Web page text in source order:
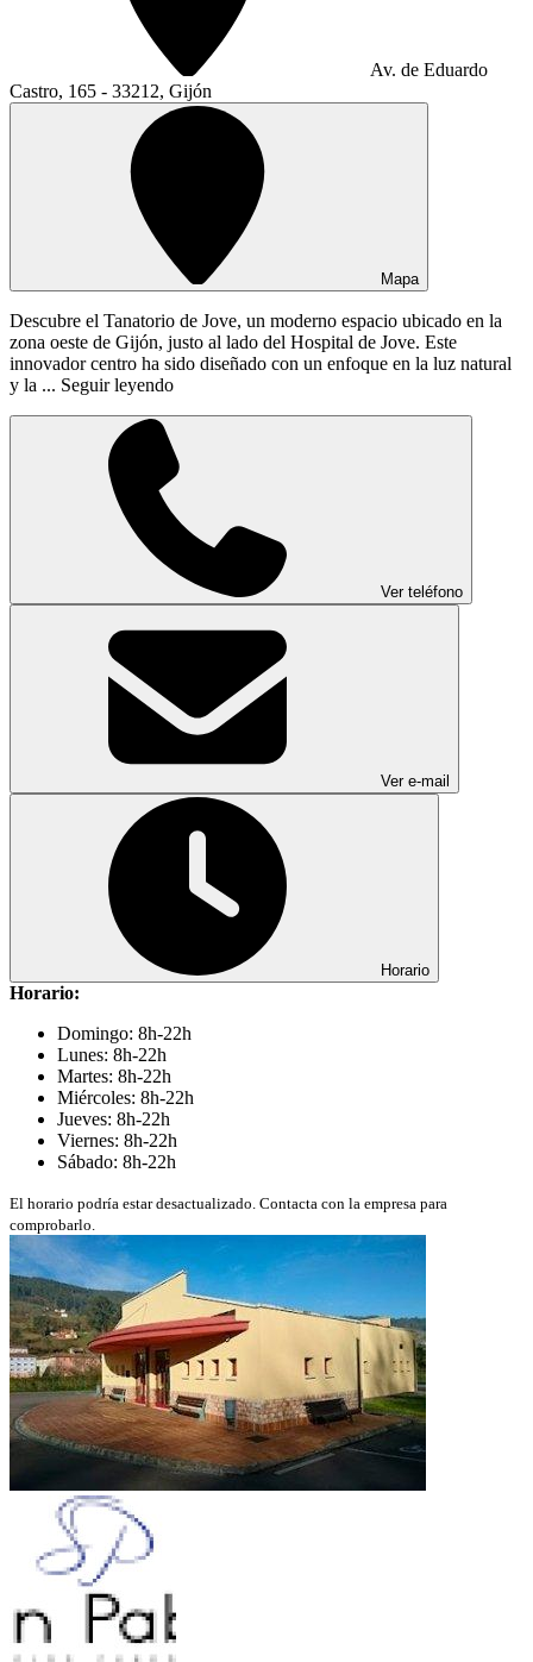
Av. de Eduardo
Castro, 165 - 33212, Gijón
Mapa
Descubre el Tanatorio de Jove, un moderno espacio ubicado en la
zona oeste de Gijón, justo al lado del Hospital de Jove. Este
innovador centro ha sido diseñado con un enfoque en la luz natural
y la ... Seguir leyendo
Ver teléfono
Ver e-mail
Horario
Horario:
Domingo: 8h-22h
Lunes: 8h-22h
Martes: 8h-22h
Miércoles: 8h-22h
Jueves: 8h-22h
Viernes: 8h-22h
Sábado: 8h-22h
El horario podría estar desactualizado. Contacta con la empresa para
comprobarlo.